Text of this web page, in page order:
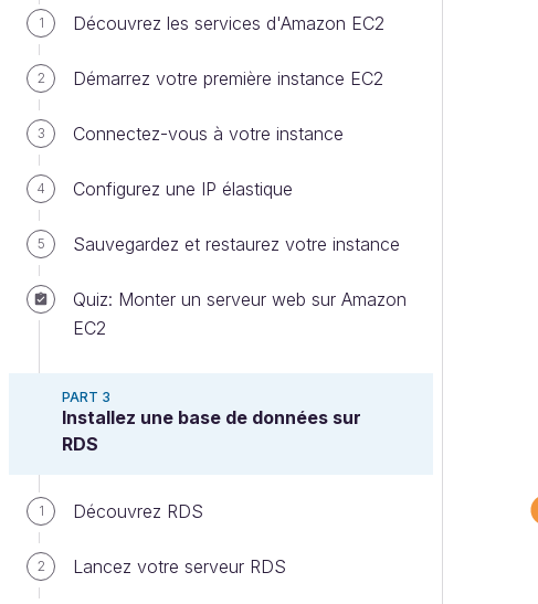
1 Découvrez les services d'Amazon EC2
2 Démarrez votre première instance EC2
3 Connectez-vous à votre instance
4 Configurez une IP élastique
5 Sauvegardez et restaurez votre instance
Quiz: Monter un serveur web sur Amazon
EC2
PART 3
Installez une base de données sur
RDS
1 Découvrez RDS
2 Lancez votre serveur RDS